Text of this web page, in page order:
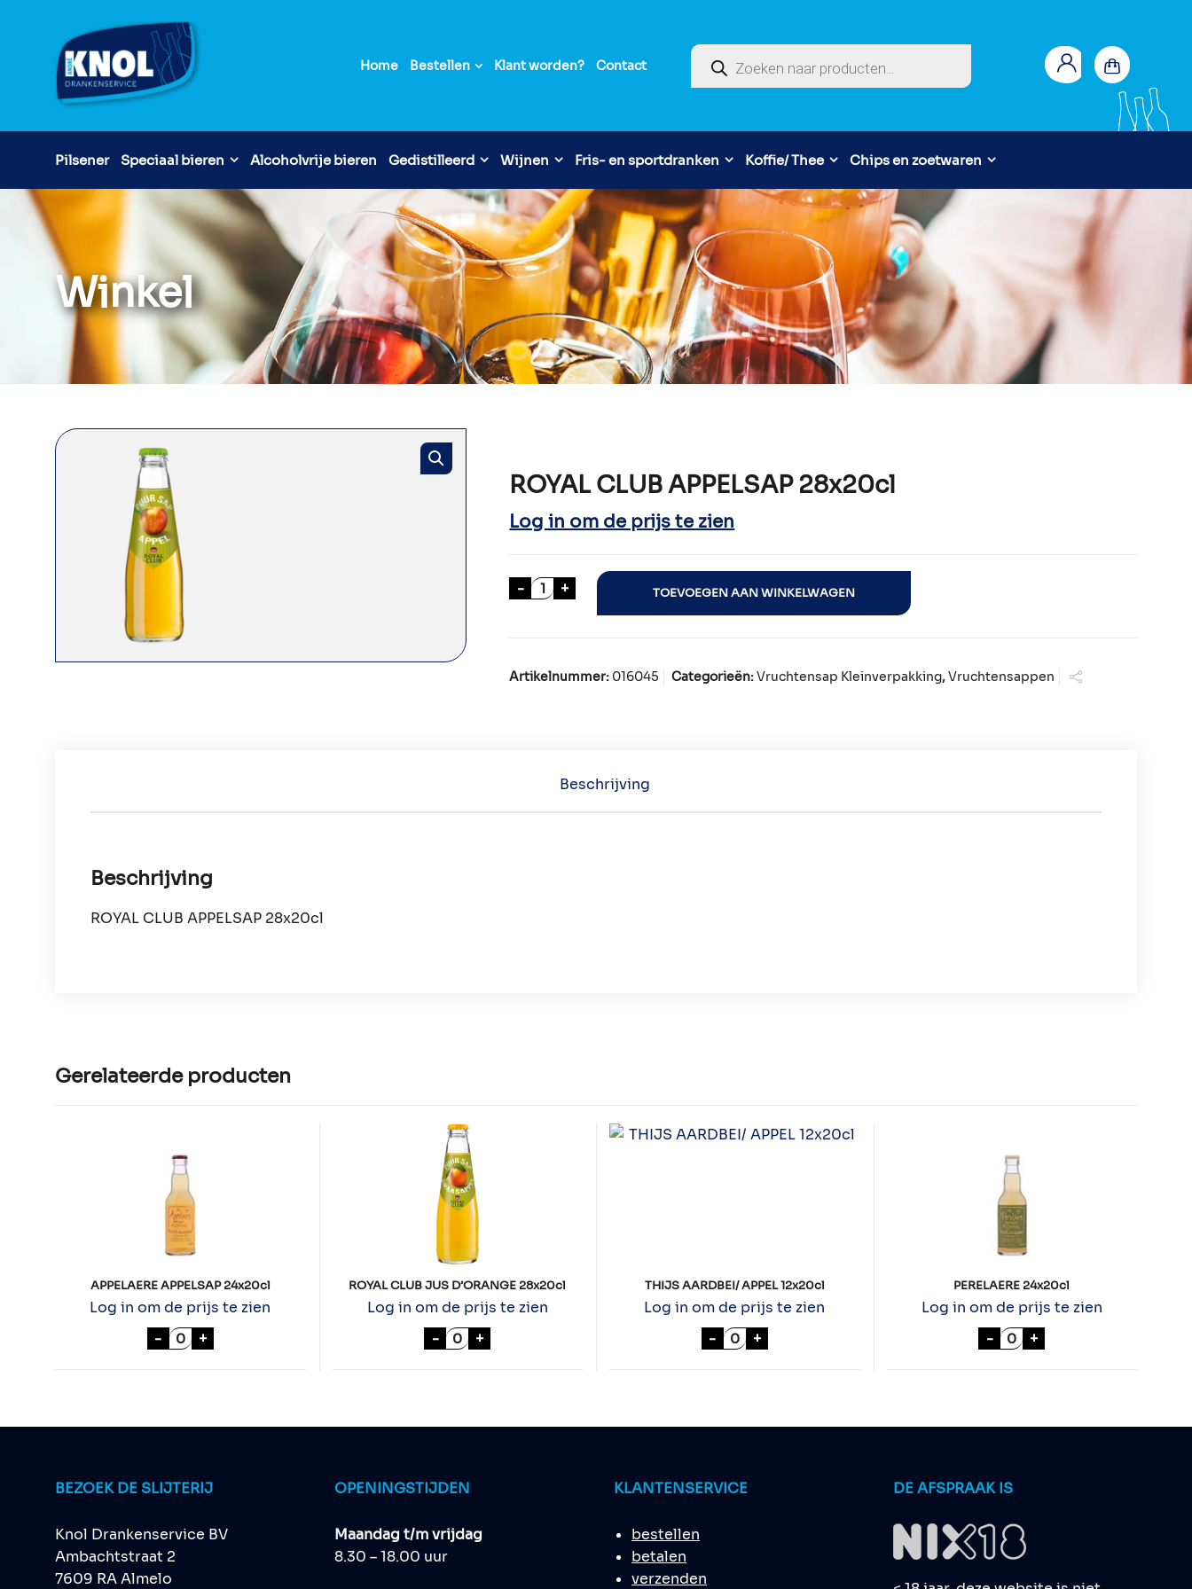
Home Bestellen Klant worden? Contact
Producten zoeken
Pilsener Speciaal bieren Alcoholvrije bieren Gedistilleerd Wijnen Fris- en sportdranken Koffie/ Thee Chips en zoetwaren
Winkel
ROYAL CLUB APPELSAP 28x20cl
Log in om de prijs te zien
- ROYAL CLUB APPELSAP 28x20cl aantal
+ TOEVOEGEN AAN WINKELWAGEN
Artikelnummer: 016045 Categorieën:Vruchtensap Kleinverpakking,Vruchtensappen
Beschrijving
Beschrijving
ROYAL CLUB APPELSAP 28x20cl
Gerelateerde producten
APPELAERE APPELSAP 24x20cl
Log in om de prijs te zien
- APPELAERE APPELSAP 24x20cl aantal
+
ROYAL CLUB JUS D’ORANGE 28x20cl
Log in om de prijs te zien
- ROYAL CLUB JUS D'ORANGE 28x20cl aantal
+
THIJS AARDBEI/ APPEL 12x20cl
Log in om de prijs te zien
- THIJS AARDBEI/ APPEL 12x20cl aantal
+
PERELAERE 24x20cl
Log in om de prijs te zien
- PERELAERE 24x20cl aantal
+
BEZOEK DE SLIJTERIJ
Knol Drankenservice BV
Ambachtstraat 2
7609 RA Almelo
OPENINGSTIJDEN
Maandag t/m vrijdag
8.30 – 18.00 uur
KLANTENSERVICE
bestellen
betalen
verzenden
DE AFSPRAAK IS